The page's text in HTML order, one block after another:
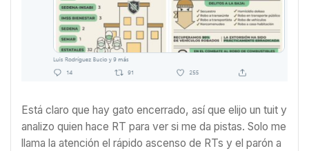
Está claro que hay gato encerrado, así que elijo un tuit y
analizo quien hace RT para ver si me da pistas. Solo me
llama la atención el rápido ascenso de RTs y el parón a